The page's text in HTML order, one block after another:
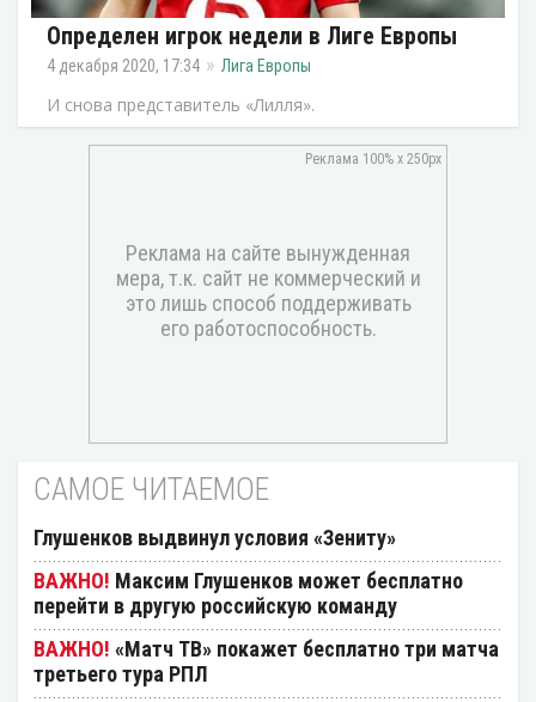
Определен игрок недели в Лиге Европы
4 декабря 2020, 17:34 Лига Европы
И снова представитель «Лилля».
САМОЕ ЧИТАЕМОЕ
Глушенков выдвинул условия «Зениту»
Максим Глушенков может бесплатно
перейти в другую российскую команду
«Матч ТВ» покажет бесплатно три матча
третьего тура РПЛ